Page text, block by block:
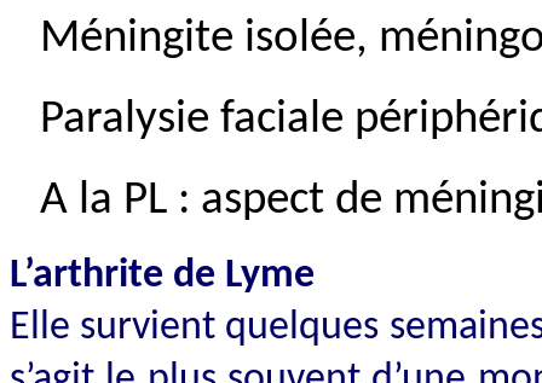
Méningite isolée,
Paralysie faciale
A la PL : aspect de
L’arthrite de Lyme
Elle survient quelques